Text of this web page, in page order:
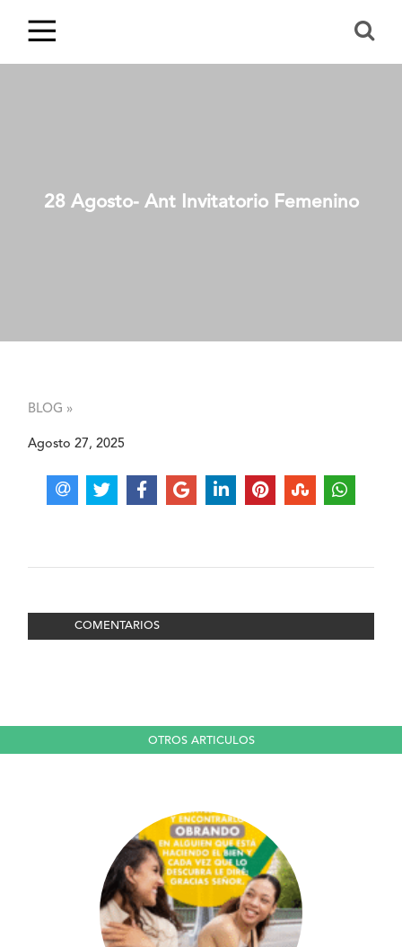
28 Agosto- Ant Invitatorio Femenino
BLOG »
Agosto 27, 2025
COMENTARIOS
OTROS ARTICULOS